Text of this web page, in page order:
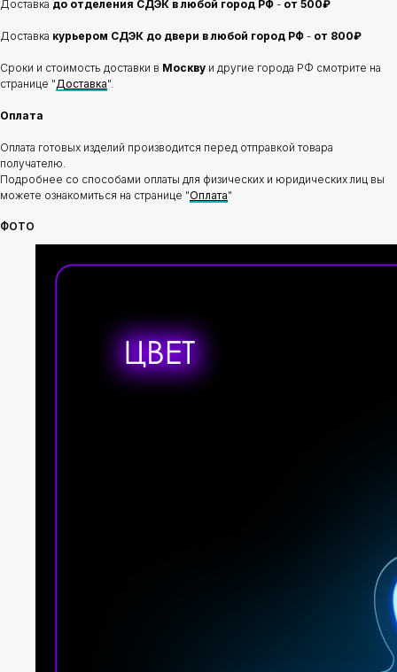
Доставка до отделения СДЭК в любой город РФ - от 500₽
Доставка курьером СДЭК до двери в любой город РФ - от 800₽
Сроки и стоимость доставки в Москву и другие города РФ смотрите на
странице "Доставка".
Оплата
Оплата готовых изделий производится перед отправкой товара
получателю.
Подробнее со способами оплаты для физических и юридических лиц вы
можете ознакомиться на странице "Оплата"
ФОТО